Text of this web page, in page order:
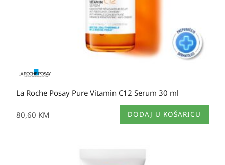
La Roche Posay Pure Vitamin C12 Serum 30 ml
80,60 KM DODAJ U KOŠARICU